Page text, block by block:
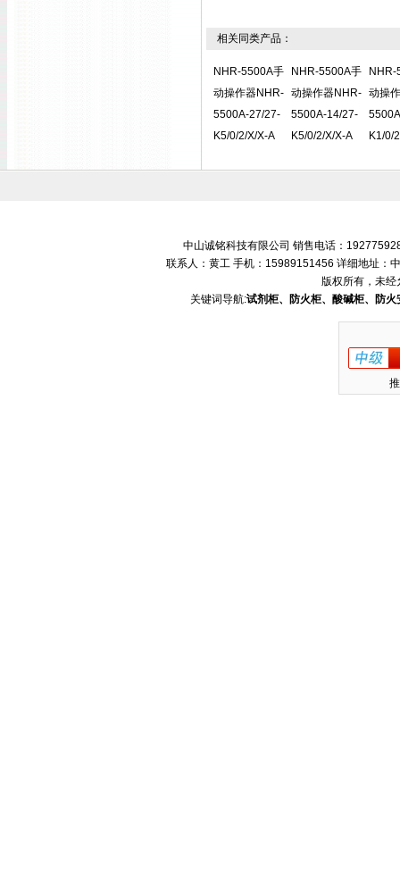
相关同类产品：
NHR-5500A手
动操作器NHR-
5500A-27/27-
K5/0/2/X/X-A
NHR-5500A手
动操作器NHR-
5500A-14/27-
K5/0/2/X/X-A
NHR-
动操
K1/0/
中山诚铭科技有限公司 销售电话：
联系人：黄工 手机：15989151456 详细地址：
版权所有，未经
关键词导航:试剂柜、防火柜、酸碱柜、防